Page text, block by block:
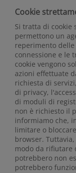
Cookie
Si tratta di cookie
permettono un
reperimento
connessione e le
cookie vengono
azioni effettuate
richiesta di
di privacy,
di moduli di
non è richiesto il
informiamo che,
limitare o
browser.
modo da rifiutare
potrebbero non
potrebbero